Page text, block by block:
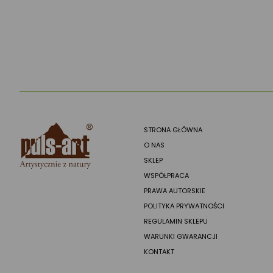
STRONA GŁÓWNA
O NAS
SKLEP
WSPÓŁPRACA
PRAWA AUTORSKIE
POLITYKA PRYWATNOŚCI
REGULAMIN SKLEPU
WARUNKI GWARANCJI
KONTAKT